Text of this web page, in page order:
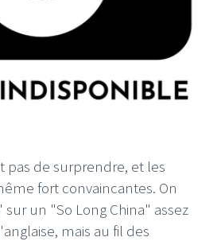
pas de surprendre, et les
fort convaincantes. On
un "So Long China" assez
mais au fil des